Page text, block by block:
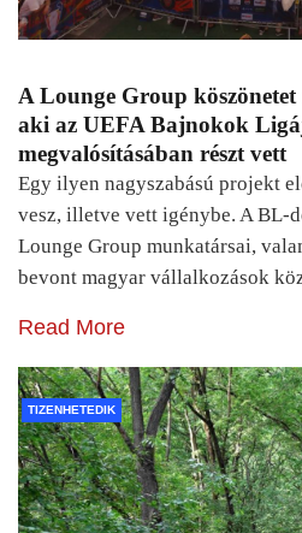
A Lounge Group
aki az UEFA Bajnokok
megvalósításában részt vett
Egy ilyen nagyszabású projekt
vesz, illetve vett igénybe. A BL-
Lounge Group munkatársai,
bevont magyar vállalkozások
Read More
TIZENHETEDIK